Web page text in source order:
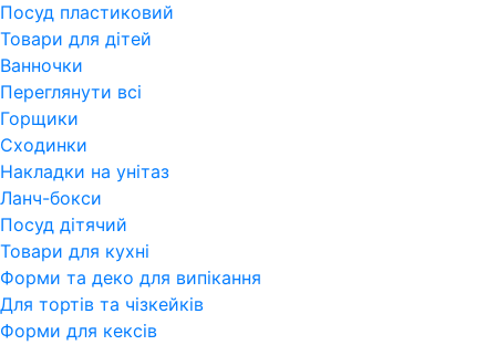
Посуд пластиковий
Товари для дітей
Ванночки
Переглянути всi
Горщики
Сходинки
Накладки на унітаз
Ланч-бокси
Посуд дітячий
Товари для кухні
Форми та деко для випікання
Для тортів та чізкейків
Форми для кексів